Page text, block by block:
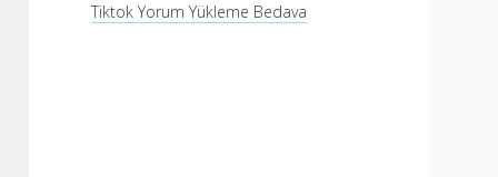
Tiktok Yorum Yükleme Bedava